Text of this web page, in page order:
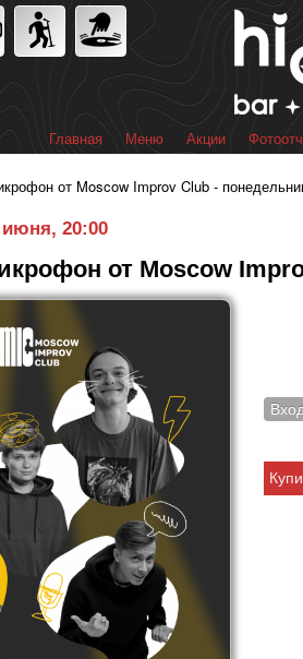
Главное меню
Главная Меню Акции
от Moscow Improv Club -
20:00
от Moscow